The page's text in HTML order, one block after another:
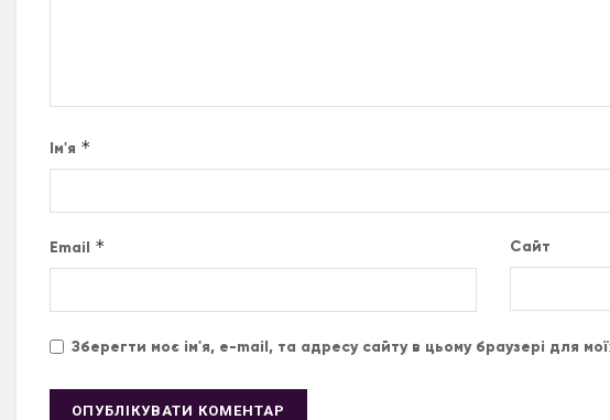
Ім'я *
Email * Сайт
Зберегти моє ім'я, e-mail, та адресу сайту в цьому браузері для